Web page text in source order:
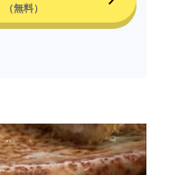
（無料）